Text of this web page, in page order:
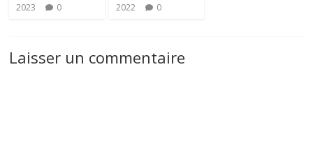
2023
0
2022
0
Laisser un commentaire